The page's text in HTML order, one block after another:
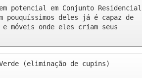
potencial em Conjunto Residencial
pouquíssimos deles já é capaz de
móveis onde eles criam seus
(eliminação de cupins)